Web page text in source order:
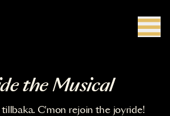
the Musical
tillbaka. C'mon rejoin the joyride!